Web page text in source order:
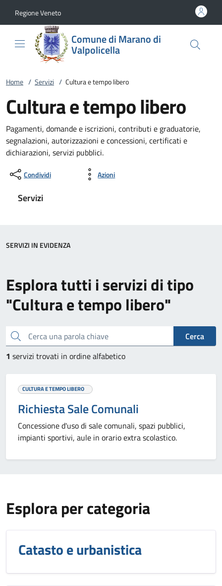
Regione Veneto
Comune di Marano di
Valpolicella
Home / Servizi / Cultura e tempo libero
Cultura e tempo libero
Pagamenti, domande e iscrizioni, contributi e graduatorie,
segnalazioni, autorizzazioni e concessioni, certificati e
dichiarazioni, servizi pubblici.
Condividi Azioni
Servizi
Esplora tutti i servizi di tipo
"Cultura e tempo libero"
Cerca una parola chiave
Cerca
1 servizi trovati in ordine alfabetico
CULTURA E TEMPO LIBERO
Richiesta Sale Comunali
Concessione d'uso di sale comunali, spazi pubblici,
impianti sportivi, aule in orario extra scolastico.
SERVIZI IN EVIDENZA
Esplora per categoria
Catasto e urbanistica